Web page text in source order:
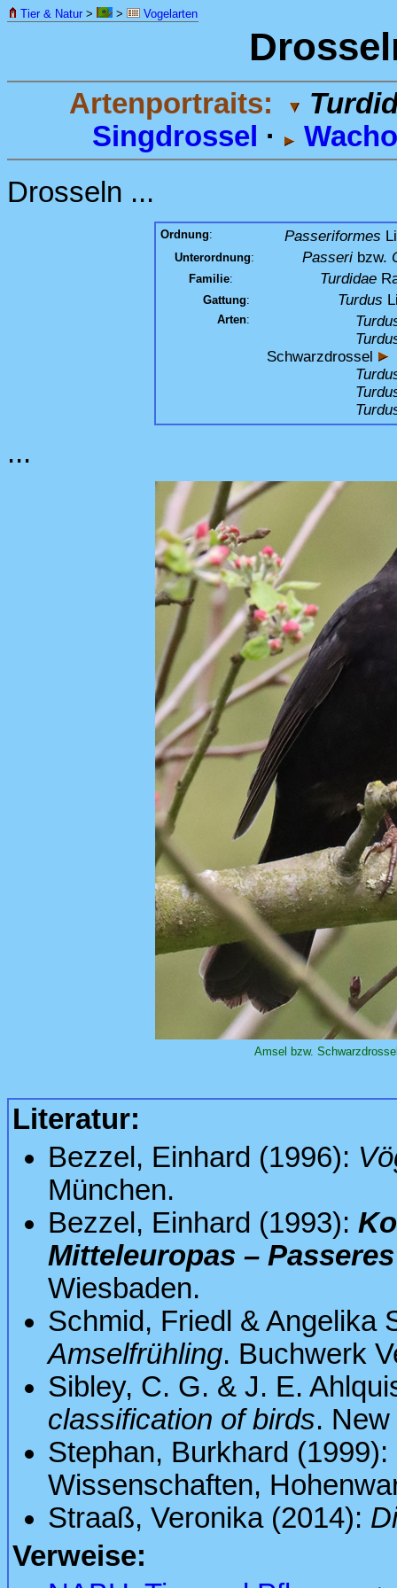
Tier & Natur > > Vogelarten
Artenportraits:
Singdrossel ·
Drosseln ...
Ordnung: Passeriformes
Unterordnung: Passeri bzw.
Familie: Turdidae
Gattung: Turdus
Arten:
Schwarzdrossel
...
Amsel bzw.
Literatur:
Bezzel, Einhard (1996):
München.
Bezzel, Einhard (1993):
Mitteleuropas – Passeres
Wiesbaden.
Schmid, Friedl & Angelika
Amselfrühling. Buchwerk
Sibley, C. G. & J. E.
classification of birds.
Stephan, Burkhard (1999):
Wissenschaften,
Straaß, Veronika (2014):
Verweise: